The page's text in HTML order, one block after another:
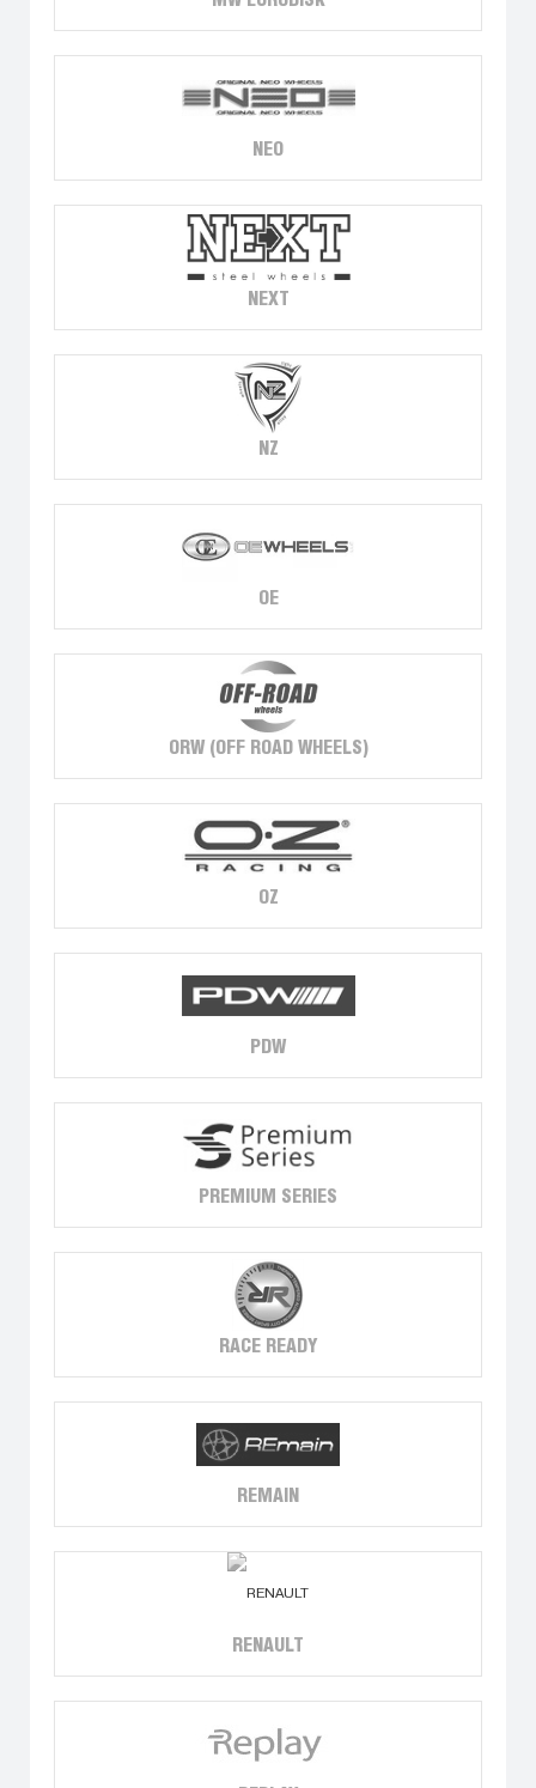
NEO
NEXT
NZ
OE
ORW (OFF ROAD WHEELS)
OZ
PDW
PREMIUM SERIES
RACE READY
REMAIN
RENAULT